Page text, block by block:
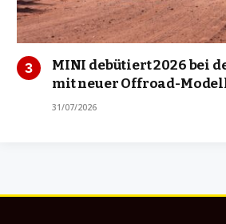
MINI debütiert 2026 bei
mit neuer Offroad-
31/07/2026